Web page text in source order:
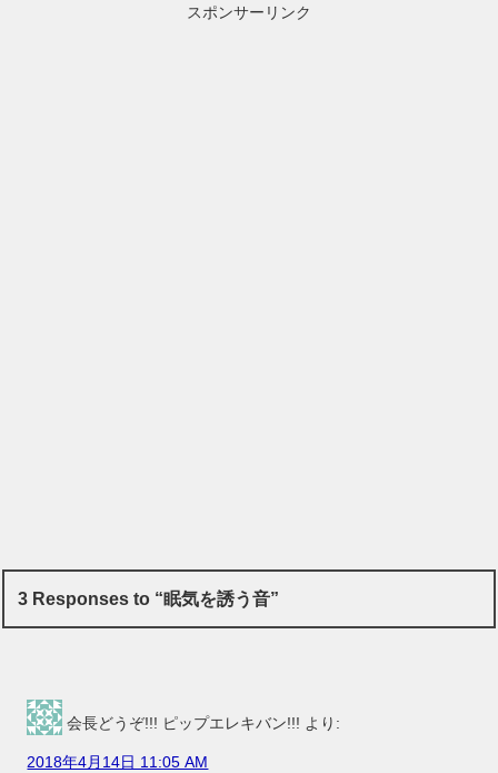
スポンサーリンク
3 Responses to “眠気を誘う音”
会長どうぞ!!! ピップエレキバン!!! より:
2018年4月14日 11:05 AM